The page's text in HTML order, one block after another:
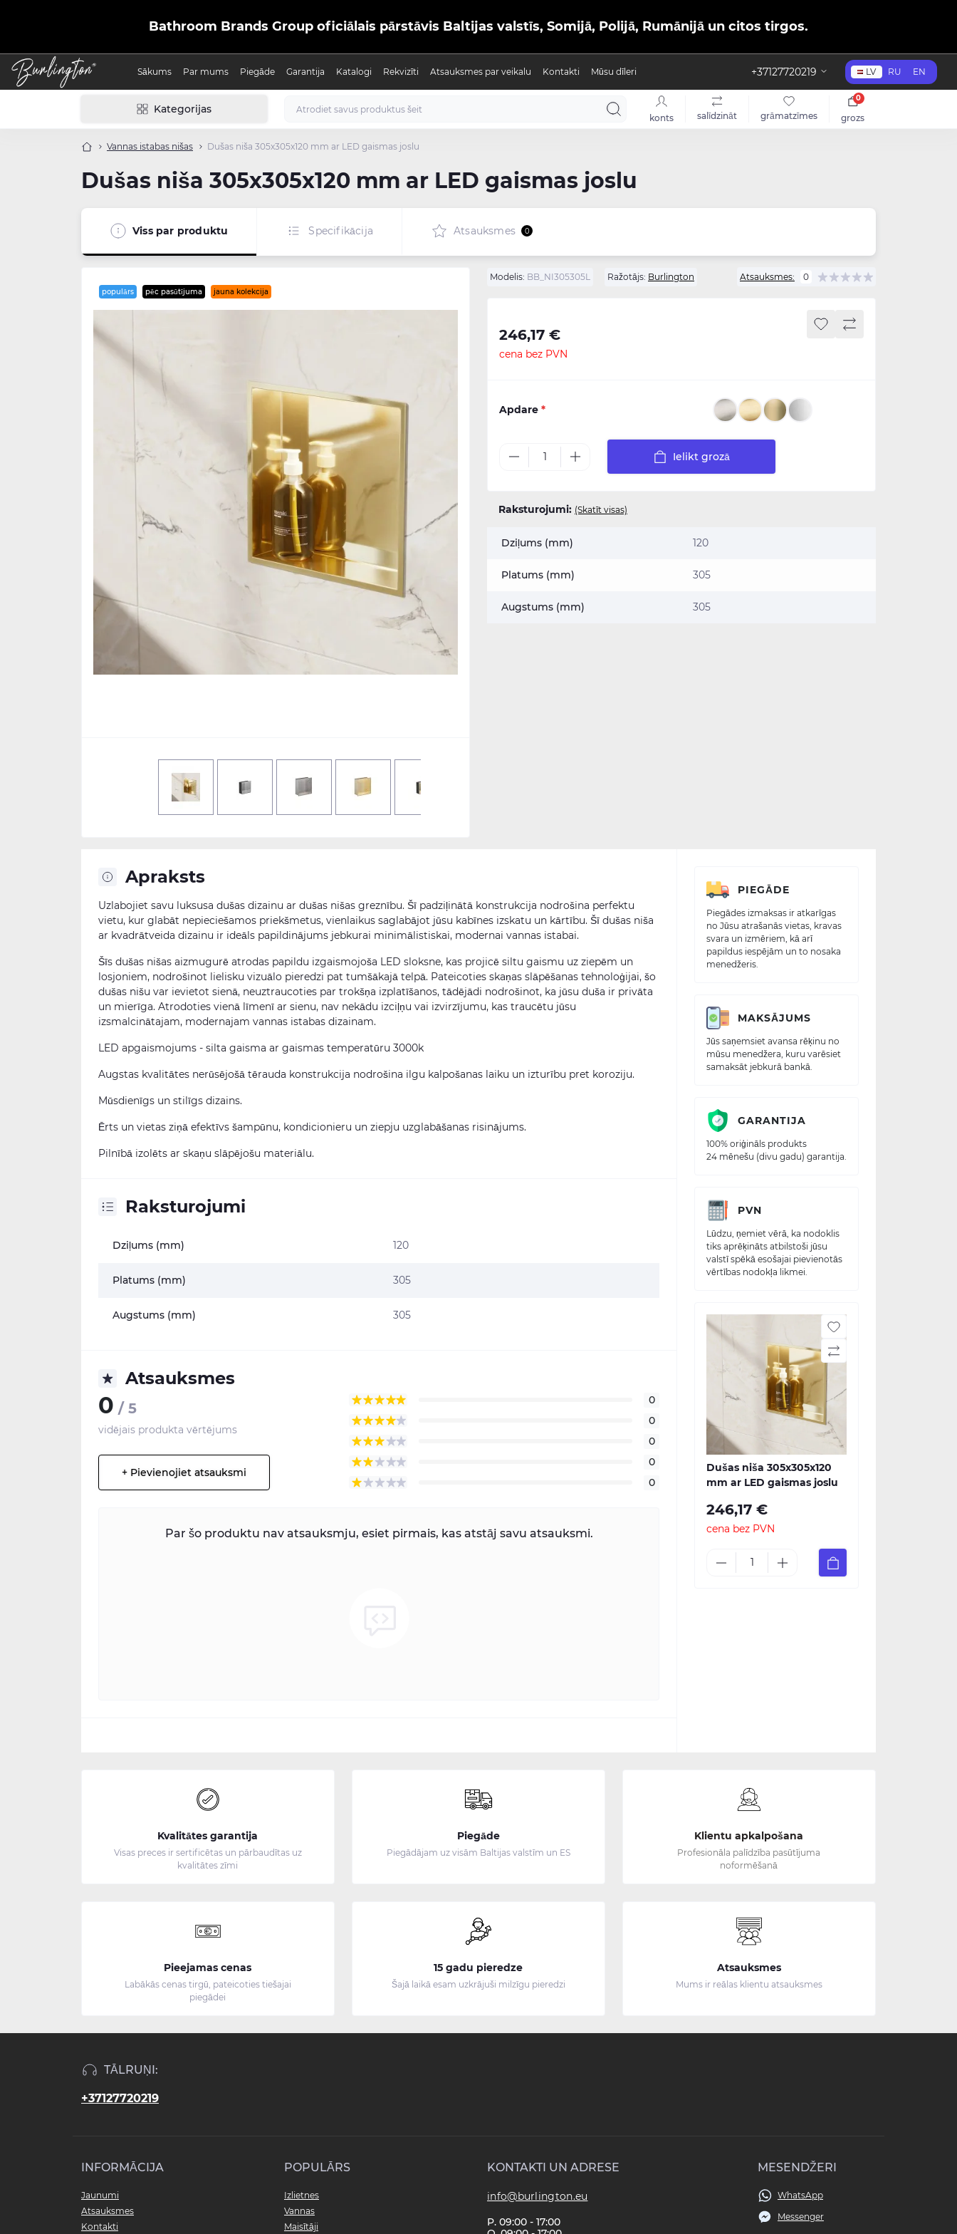
Bathroom Brands Group oficiālais pārstāvis Baltijas valstīs, Somijā, Polijā, Rumānijā un citos tirgos.
Sākums Par mums Piegāde Garantija Katalogi Rekvizīti Atsauksmes par veikalu Kontakti Mūsu dīleri +37127720219 LV RU EN
Kategorijas
konts salīdzināt grāmatzīmes grozs
0
Vannas istabas nišas Dušas niša 305x305x120 mm ar LED gaismas joslu
Dušas niša 305x305x120 mm ar LED gaismas joslu
Viss par produktu Specifikācija Atsauksmes 0
populārs pēc pasūtījuma jauna kolekcija
Modelis: BB_NI305305L Ražotājs: Burlington Atsauksmes: 0
246,17 €
cena bez PVN
Apdare *
Ielikt grozā
Raksturojumi: (Skatīt visas)
Dziļums (mm) 120
Platums (mm) 305
Augstums (mm) 305
Apraksts
Uzlabojiet savu luksusa dušas dizainu ar dušas nišas greznību. Šī padziļinātā konstrukcija nodrošina perfektu
vietu, kur glabāt nepieciešamos priekšmetus, vienlaikus saglabājot jūsu kabīnes izskatu un kārtību. Šī dušas niša
ar kvadrātveida dizainu ir ideāls papildinājums jebkurai minimālistiskai, modernai vannas istabai.
Šīs dušas nišas aizmugurē atrodas papildu izgaismojoša LED sloksne, kas projicē siltu gaismu uz ziepēm un
losjoniem, nodrošinot lielisku vizuālo pieredzi pat tumšākajā telpā. Pateicoties skaņas slāpēšanas tehnoloģijai, šo
dušas nišu var ievietot sienā, neuztraucoties par trokšņa izplatīšanos, tādējādi nodrošinot, ka jūsu duša ir privāta
un mierīga. Atrodoties vienā līmenī ar sienu, nav nekādu izciļņu vai izvirzījumu, kas traucētu jūsu
izsmalcinātajam, modernajam vannas istabas dizainam.
LED apgaismojums - silta gaisma ar gaismas temperatūru 3000k
Augstas kvalitātes nerūsējošā tērauda konstrukcija nodrošina ilgu kalpošanas laiku un izturību pret koroziju.
Mūsdienīgs un stilīgs dizains.
Ērts un vietas ziņā efektīvs šampūnu, kondicionieru un ziepju uzglabāšanas risinājums.
Pilnībā izolēts ar skaņu slāpējošu materiālu.
Raksturojumi
Dziļums (mm) 120
Platums (mm) 305
Augstums (mm) 305
Atsauksmes
0 / 5
vidējais produkta vērtējums
+ Pievienojiet atsauksmi
0
0
0
0
0
Par šo produktu nav atsauksmju, esiet pirmais, kas atstāj savu atsauksmi.
PIEGĀDE
Piegādes izmaksas ir atkarīgas
no Jūsu atrašanās vietas, kravas
svara un izmēriem, kā arī
papildus iespējām un to nosaka
menedžeris.
MAKSĀJUMS
Jūs saņemsiet avansa rēķinu no
mūsu menedžera, kuru varēsiet
samaksāt jebkurā bankā.
GARANTIJA
100% oriģināls produkts
24 mēnešu (divu gadu) garantija.
PVN
Lūdzu, ņemiet vērā, ka nodoklis
tiks aprēķināts atbilstoši jūsu
valstī spēkā esošajai pievienotās
vērtības nodokļa likmei.
Dušas niša 305x305x120
mm ar LED gaismas joslu
246,17 €
cena bez PVN
Kvalitātes garantija
Visas preces ir sertificētas un pārbaudītas uz
kvalitātes zīmi
Piegāde
Piegādājam uz visām Baltijas valstīm un ES
Klientu apkalpošana
Profesionāla palīdzība pasūtījuma
noformēšanā
Pieejamas cenas
Labākās cenas tirgū, pateicoties tiešajai
piegādei
15 gadu pieredze
Šajā laikā esam uzkrājuši milzīgu pieredzi
Atsauksmes
Mums ir reālas klientu atsauksmes
TĀLRUŅI:
+37127720219
INFORMĀCIJA
Jaunumi
Atsauksmes
Kontakti
POPULĀRS
Izlietnes
Vannas
Maisītāji
KONTAKTI UN ADRESE
info@burlington.eu
P. 09:00 - 17:00
MESENDŽERI
WhatsApp
Messenger